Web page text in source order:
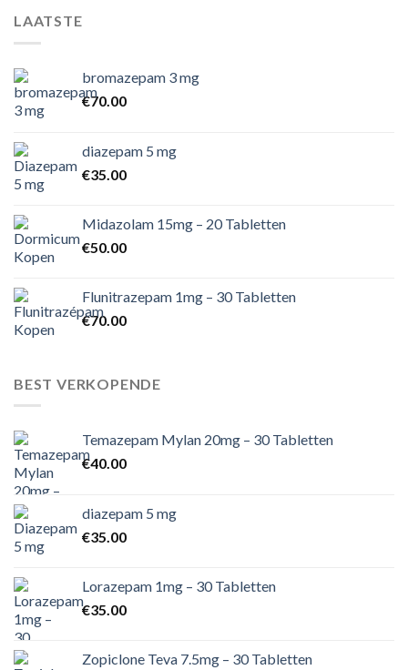
LAATSTE
bromazepam 3 mg
€70.00
diazepam 5 mg
€35.00
Midazolam 15mg – 20 Tabletten
€50.00
Flunitrazepam 1mg – 30 Tabletten
€70.00
BEST VERKOPENDE
Temazepam Mylan 20mg – 30 Tabletten
€40.00
diazepam 5 mg
€35.00
Lorazepam 1mg – 30 Tabletten
€35.00
Zopiclone Teva 7.5mg – 30 Tabletten